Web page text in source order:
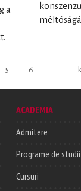
a
5 6
ACADEMIA
Admitere
Programe de studii
Cursuri